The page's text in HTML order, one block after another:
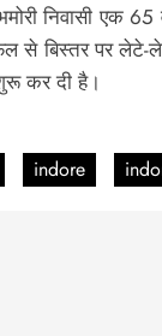
निवासी एक
से बिस्तर पर
कर दी है।
indore